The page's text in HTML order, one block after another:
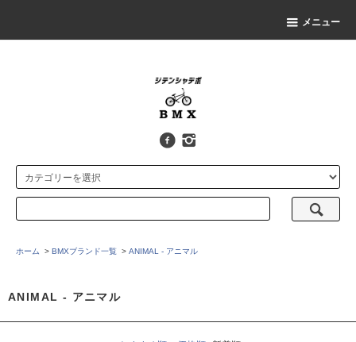
メニュー
ホーム > BMXブランド一覧 > ANIMAL - アニマル
ANIMAL - アニマル